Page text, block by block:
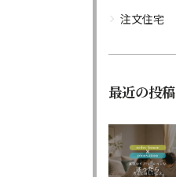
注文住宅
最近の投稿